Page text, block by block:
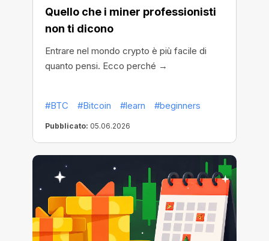
Quello che i miner professionisti
non ti dicono
Entrare nel mondo crypto è più facile di
quanto pensi. Ecco perché →
#BTC #Bitcoin #learn #beginners
Pubblicato: 05.06.2026